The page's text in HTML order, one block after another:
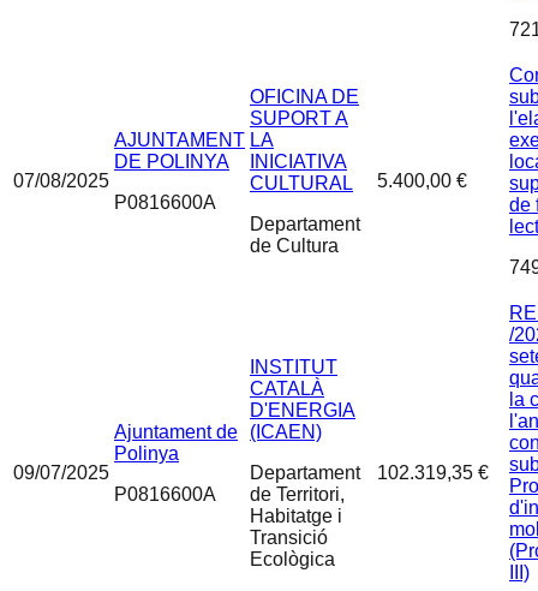
07/08/2025
AJUNTAMENT
DE POLINYA
P0816600A
OFICINA DE
SUPORT A
LA
INICIATIVA
CULTURAL
Departament
de Cultura
5.400,00 €
de
09/07/2025
Ajuntament de
Polinya
P0816600A
INSTITUT
CATALÀ
D'ENERGIA
(ICAEN)
Departament
de Territori,
Habitatge i
Transició
Ecològica
102.319,35 €
/
la
III)